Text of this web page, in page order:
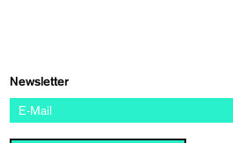
Newsletter